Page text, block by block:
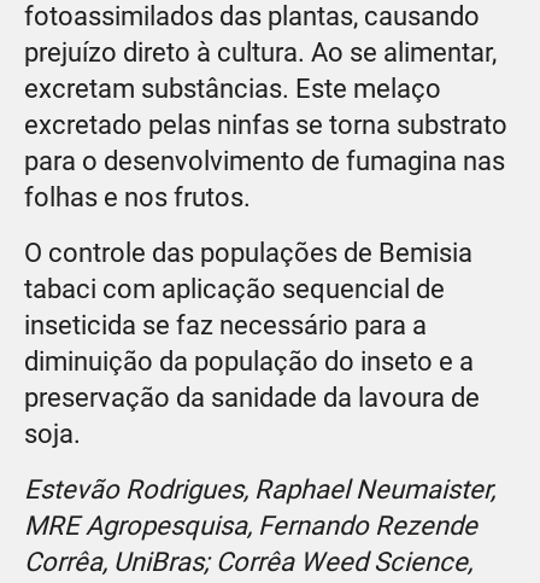
fotoassimilados das plantas, causando
prejuízo direto à cultura. Ao se alimentar,
excretam substâncias. Este melaço
excretado pelas ninfas se torna substrato
para o desenvolvimento de fumagina nas
folhas e nos frutos.
O controle das populações de Bemisia
tabaci com aplicação sequencial de
inseticida se faz necessário para a
diminuição da população do inseto e a
preservação da sanidade da lavoura de
soja.
Estevão Rodrigues, Raphael Neumaister,
MRE Agropesquisa, Fernando Rezende
Corrêa, UniBras; Corrêa Weed Science,